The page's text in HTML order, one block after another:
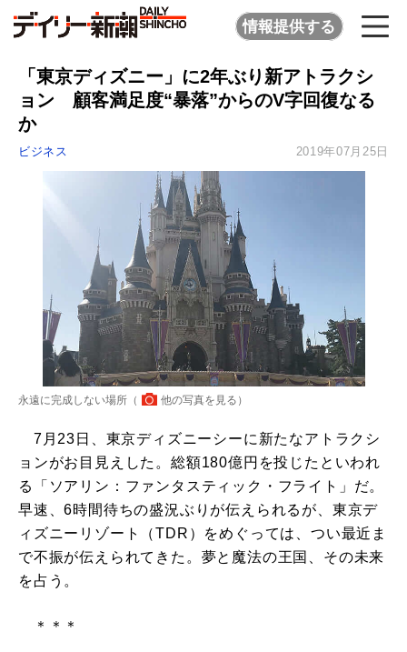
情報提供する
「東京ディズニー」に2年ぶり新アトラクシ
ョン 顧客満足度“暴落”からのV字回復なる
か
ビジネス 2019年07月25日
永遠に完成しない場所（ 他の写真を見る ）
7月23日、東京ディズニーシーに新たなアトラクシ
ョンがお目見えした。総額180億円を投じたといわれ
る「ソアリン：ファンタスティック・フライト」だ。
早速、6時間待ちの盛況ぶりが伝えられるが、東京デ
ィズニーリゾート（TDR）をめぐっては、つい最近ま
で不振が伝えられてきた。夢と魔法の王国、その未来
を占う。
＊＊＊